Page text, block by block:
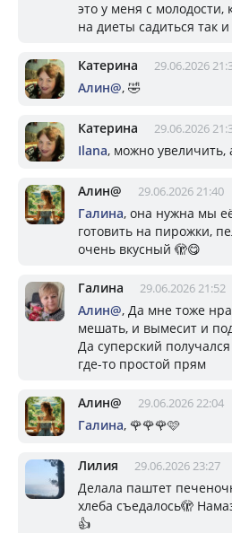
это у меня с молодости,
на диеты садиться так
Катерина 29.06.2026
Алин@, 🤣
Катерина 29.06.2026
Ilana, можно увеличить,
Алин@ 29.06.2026 21:40
Галина, она нужна мы
готовить на пирожки,
очень вкусный 🫣😋
Галина 29.06.2026 21:52
Алин@, Да мне тоже
мешать, и вымесит и
Да суперский
где-то простой прям
Алин@ 29.06.2026 22:04
Галина, 🌹🌹🌹🩷
Лилия 29.06.2026 23:27
Делала паштет
хлеба съедалось🫣
👍